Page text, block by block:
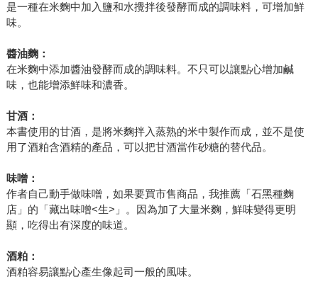
是一種在米麴中加入鹽和水攪拌後發酵而成的調味料，可增加鮮
味。
醬油麴：
在米麴中添加醬油發酵而成的調味料。不只可以讓點心增加鹹
味，也能增添鮮味和濃香。
甘酒：
本書使用的甘酒，是將米麴拌入蒸熟的米中製作而成，並不是使
用了酒粕含酒精的產品，可以把甘酒當作砂糖的替代品。
味噌：
作者自己動手做味噌，如果要買市售商品，我推薦「石黑種麴
店」的「藏出味噌<生>」。因為加了大量米麴，鮮味變得更明
顯，吃得出有深度的味道。
酒粕：
酒粕容易讓點心產生像起司一般的風味。